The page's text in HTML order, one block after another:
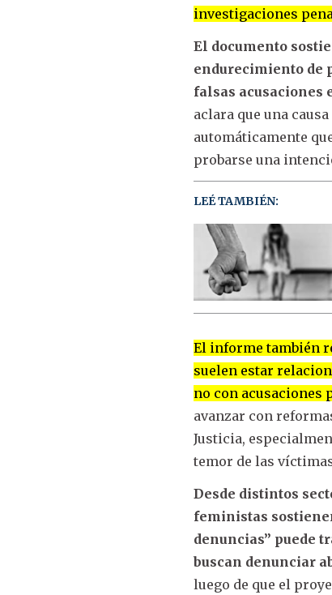
investigaciones
El documento
endurecimiento de
falsas acusaciones
aclara que una
automáticamente
probarse una
LEÉ TAMBIÉN:
El informe también
suelen estar
no con acusaciones
avanzar con
Justicia,
temor de las
Desde distintos
feministas
denuncias” puede
buscan denunciar
luego de que el